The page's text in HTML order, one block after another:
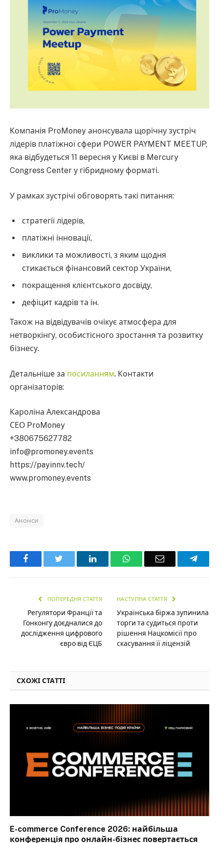
Компанія ProMoney анонсувала щорічну зустріч
лідерів платіжної сфери POWER PAYMENT MEETUP,
яка відбудеться 11 вересня у Києві в Mercury
Congress Center у гібридному форматі.
У рамках зустрічі обговорять такі питання:
стратегії лідерів,
платіжні інновації,
виклики та можливості, з яким щодня
стикається фінансовий сектор України,
покращення клієнтського досвіду,
дефіцит кадрів та ін.
Також на відвідувачів очікує атмосфера для
нетворкінгу, особистісного зростання та розвитку
бізнесу.
Детальніше за посиланням. Контакти
організаторів:
Кароліна Александрова
СЕО ProMoney
+380675627782
info@promoney.events
https://payinnv.tech/
www.promoney.events
Анонси
Facebook LinkedInWhatsAppEmail
ПОПЕРЕДНЯ СТАТТЯ
Регулятори Франції та
Гонконгу доєдналися до
дослідження цифрового
євро від ЄЦБ
НАСТУПНА СТАТТЯ
Українська біржа зупинила
торги та судиться проти
рішення Нацкомісії про
скасування її ліцензій
СХОЖІ СТАТТІ
E-commerce Conference 2026: найбільша
конференція про онлайн-бізнес повертається